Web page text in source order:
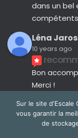
dans un bel
Léna Jaros
10 years ago
Bon
Merci !
Sur le site d'Escale
vous garantir la
de